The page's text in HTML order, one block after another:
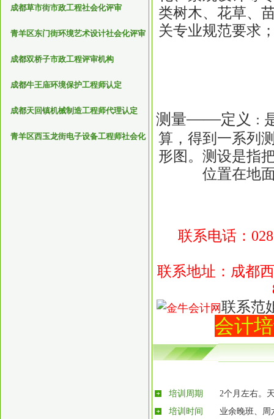
成都草市街市政工程社会化评审
青羊区东门街环境艺术设计社会化评审
成都双桥子市政工程评审机构
成都牛王庙环境保护工程师认定
成都天回镇机械制造工程师代理认定
青羊区西玉龙街电子设备工程师社会化
类树木、花草、
关专业规范要求
测量——定义 ：
算，得到一系列
形图。测设是指
位置在地
联系电话：
联系地址：成都
联系范
会计
培训周期
2个月左右。
培训时间
业余晚班、周